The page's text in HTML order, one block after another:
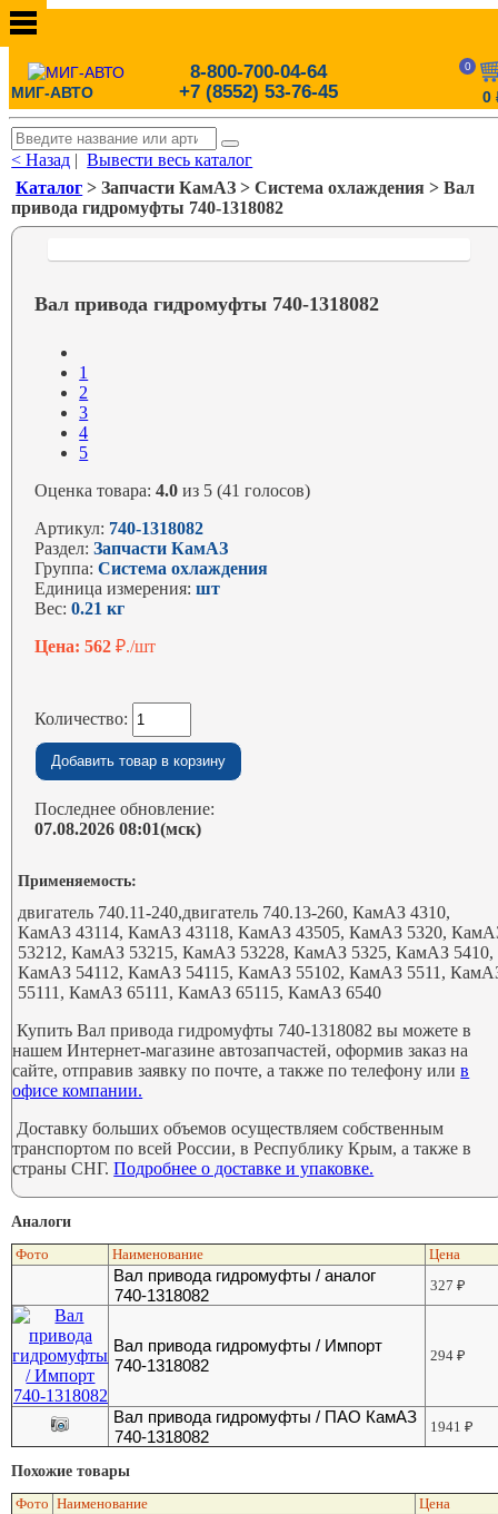
МИГ-АВТО
8-800-700-04-64
+7 (8552) 53-76-45
0
0
< Назад |Вывести весь каталог
Каталог > Запчасти КамАЗ > Система охлаждения > Вал
привода гидромуфты 740-1318082
Вал привода гидромуфты 740-1318082
1
2
3
4
5
Оценка товара:4.0 из 5 (41 голосов)
Артикул: 740-1318082
Раздел:Запчасти КамАЗ
Группа:Система охлаждения
Единица измерения:шт
Вес:0.21 кг
Цена: 562₽./шт
Количество:
Последнее обновление:
07.08.2026 08:01(мск)
Применяемость:
двигатель 740.11-240,двигатель 740.13-260, КамАЗ 4310,
КамАЗ 43114, КамАЗ 43118, КамАЗ 43505, КамАЗ 5320,
53212, КамАЗ 53215, КамАЗ 53228, КамАЗ 5325, КамАЗ 5410,
КамАЗ 54112, КамАЗ 54115, КамАЗ 55102, КамАЗ 5511,
55111, КамАЗ 65111, КамАЗ 65115, КамАЗ 6540
Купить Вал привода гидромуфты 740-1318082 вы можете в
нашем Интернет-магазине автозапчастей, оформив заказ на
сайте, отправив заявку по почте, а также по телефону илив
офисе компании.
Доставку больших объемов осуществляем собственным
транспортом по всей России, в Республику Крым, а также в
страны СНГ.Подробнее о доставке и упаковке.
Аналоги
Фото Наименование Цена
Вал привода гидромуфты / аналог
740-1318082
327₽
Вал привода гидромуфты / Импорт
740-1318082
294₽
Вал привода гидромуфты / ПАО КамАЗ
740-1318082
1941₽
Похожие товары
Фото Наименование Цена